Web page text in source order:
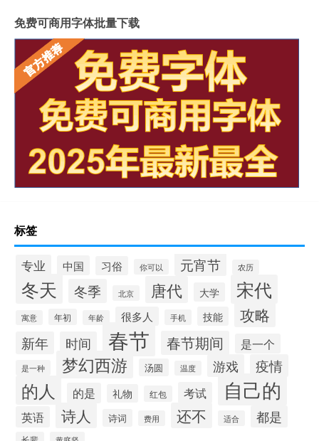
免费可商用字体批量下载
标签
专业 中国 习俗 你可以 元宵节 农历
冬天 冬季 北京 唐代 大学 宋代
寓意 年初 年龄 很多人 手机 技能 攻略
新年 时间 春节 春节期间 是一个
是一种 梦幻西游 汤圆 温度 游戏 疫情
的人 的是 礼物 红包 考试 自己的
英语 诗人 诗词 费用 还不 适合 都是